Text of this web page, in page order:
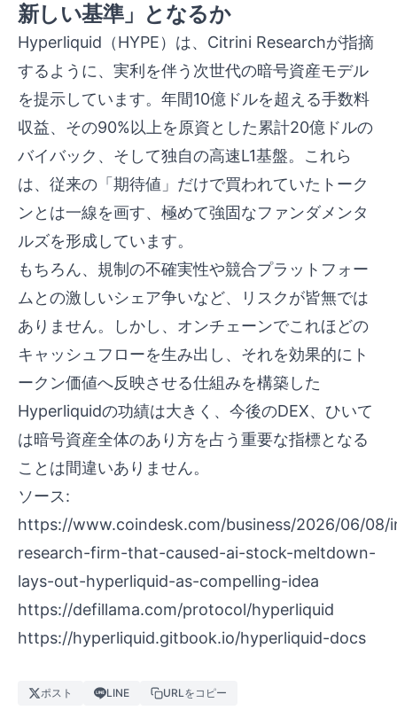
新しい基準」となるか
Hyperliquid（HYPE）は、Citrini Researchが指摘
するように、実利を伴う次世代の暗号資産モデル
を提示しています。年間10億ドルを超える手数料
収益、その90%以上を原資とした累計20億ドルの
バイバック、そして独自の高速L1基盤。これら
は、従来の「期待値」だけで買われていたトーク
ンとは一線を画す、極めて強固なファンダメンタ
ルズを形成しています。
もちろん、規制の不確実性や競合プラットフォー
ムとの激しいシェア争いなど、リスクが皆無では
ありません。しかし、オンチェーンでこれほどの
キャッシュフローを生み出し、それを効果的にト
ークン価値へ反映させる仕組みを構築した
Hyperliquidの功績は大きく、今後のDEX、ひいて
は暗号資産全体のあり方を占う重要な指標となる
ことは間違いありません。
ソース:
https://www.coindesk.com/business/2026/06/08/
research-firm-that-caused-ai-stock-meltdown-
lays-out-hyperliquid-as-compelling-idea
https://defillama.com/protocol/hyperliquid
https://hyperliquid.gitbook.io/hyperliquid-docs
ポスト LINE URLをコピー